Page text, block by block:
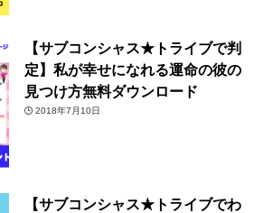
【サブコンシャス★トライブで判
定】私が幸せになれる運命の彼の
見つけ方無料ダウンロード
2018年7月10日
【サブコンシャス★トライブでわ